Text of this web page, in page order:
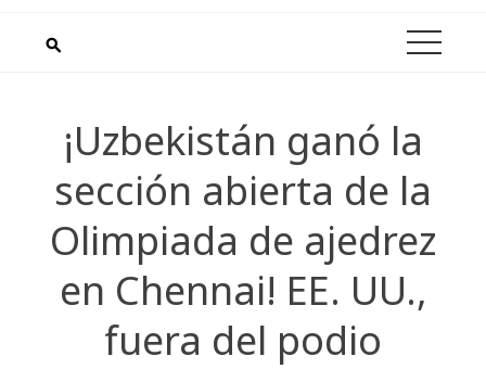
¡Uzbekistán ganó la
sección abierta de la
Olimpiada de ajedrez
en Chennai! EE. UU.,
fuera del podio